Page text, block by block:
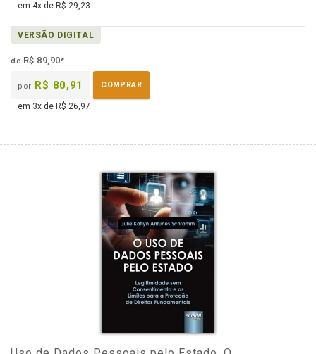
em 4x de R$ 29,23
VERSÃO DIGITAL
deR$ 89,90*
por R$ 80,91 COMPRAR
em 3x de R$ 26,97